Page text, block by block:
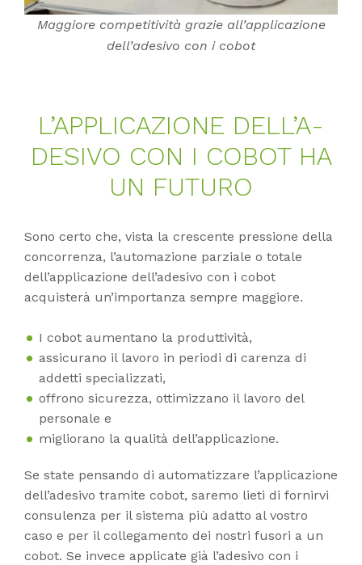
Maggiore competitività grazie all’applicazione
dell’adesivo con i cobot
L’­AP­P­LI­CA­ZIO­NE DEL­L’A­
DE­SI­VO CON I CO­BOT HA
UN FU­TURO
Sono certo che, vista la crescente pressione della
concorrenza, l’automazione parziale o totale
dell’applicazione dell’adesivo con i cobot
acquisterà un’importanza sempre maggiore.
I cobot aumentano la produttività,
assicurano il lavoro in periodi di carenza di
addetti specializzati,
offrono sicurezza, ottimizzano il lavoro del
personale e
migliorano la qualità dell’applicazione.
Se state pensando di automatizzare l’applicazione
dell’adesivo tramite cobot, saremo lieti di fornirvi
consulenza per il sistema più adatto al vostro
caso e per il collegamento dei nostri fusori a un
cobot. Se invece applicate già l’adesivo con i